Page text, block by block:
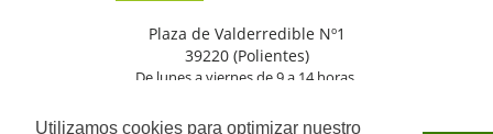
Utilizamos cookies para optimizar nuestro
Plaza de Valderredible Nº1
39220 (Polientes)
De lunes a viernes de 9 a 14 horas.